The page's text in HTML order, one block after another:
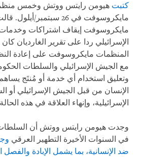
كتبت هيومن رايتس ووتش وخمس
مايكروسوفت في 26
مايكروسوفت إيقاف اشتراكات
الإسرائيلي ردا على تقرير الغارديان
المنظمات مايكروسوفت على إعادة
مع الجيش الإسرائيلي والسلطات
وتعليق استخدام أي خدمة أو مُنتَج
الإنسان من قبل الجيش الإسرائيلي أو
الإسرائيلية، وإنهاء العلاقة في هذه
وجدت هيومن رايتس ووتش أن السلطات
في السنوات الأخيرة التطهير العرقي
ضد الإنسانية، بما يشمل الإبادة